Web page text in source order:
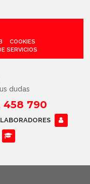
COOKIES
SERVICIOS
dudas
458 790